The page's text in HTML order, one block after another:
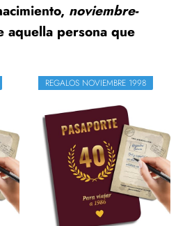
noviembre-
aquella persona que
REGALOS NOVIEMBRE 1998